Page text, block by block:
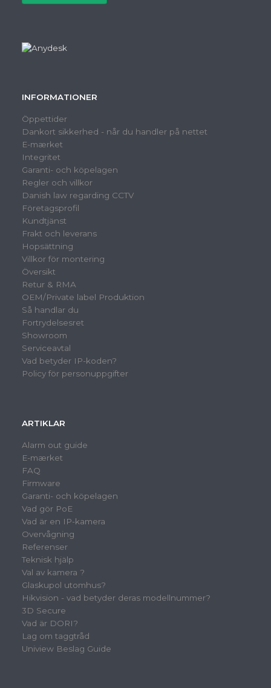
INFORMATIONER
Öppettider
Dankort sikkerhed - når du handler på nettet
E-mærket
Integritet
Garanti- och köpelagen
Regler och villkor
Danish law regarding CCTV
Företagsprofil
Kundtjänst
Frakt och leverans
Hopsättning
Villkor för montering
Översikt
Retur & RMA
OEM/Private label Produktion
Så handlar du
Fortrydelsesret
Showroom
Serviceavtal
Vad betyder IP-koden?
Policy för personuppgifter
ARTIKLAR
Alarm out guide
E-mærket
FAQ
Firmware
Garanti- och köpelagen
Vad gör PoE
Vad är en IP-kamera
Overvågning
Referenser
Teknisk hjälp
Val av kamera ?
Glaskupol utomhus?
Hikvision - vad betyder deras modellnummer?
3D Secure
Vad är DORI?
Lag om taggtråd
Uniview Beslag Guide